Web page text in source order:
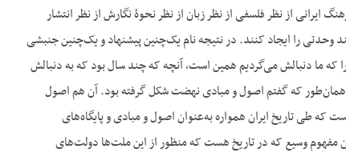
از نظر فلسفی از نظر زبان از نظر نحوۀ نگارش از نظر انتشار
وحدتی را ایجاد کنند. در نتیجه نام یک‌چنین پیشنهاد و یک‌چنین جنبشی
را گذارده بود «پان‌ایرانیسم فرهنگی.» من وقتی این مقاله را مطالعه کردم و به این نام برخورد کردم دیدم آن‎چه را که ما دنبالش می‌گردیم همین است، آن‎چه که چند سال بود که به دنبالش
که گفتم اصول و مبادی نهضت شکل گرفته بود. آن هم اصول
طی تاریخ ایران همواره به‌عنوان اصول و مبادی و پایگاه‌های
مفهوم وسیع که در تاریخ هست که منظور از این ملت‌ها دولت‌های